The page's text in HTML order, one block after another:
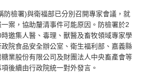
防檢署)與衛福部已分別召開專家會議，就
案，協助釐清事件可能原因。防檢署於2
邀集人醫、毒理、獸醫及畜牧領域專家學
院食品安全辦公室、衛生福利部、嘉義縣
業股份有限公司及財團法人中央畜產會等
後續由行政院統一對外發言。